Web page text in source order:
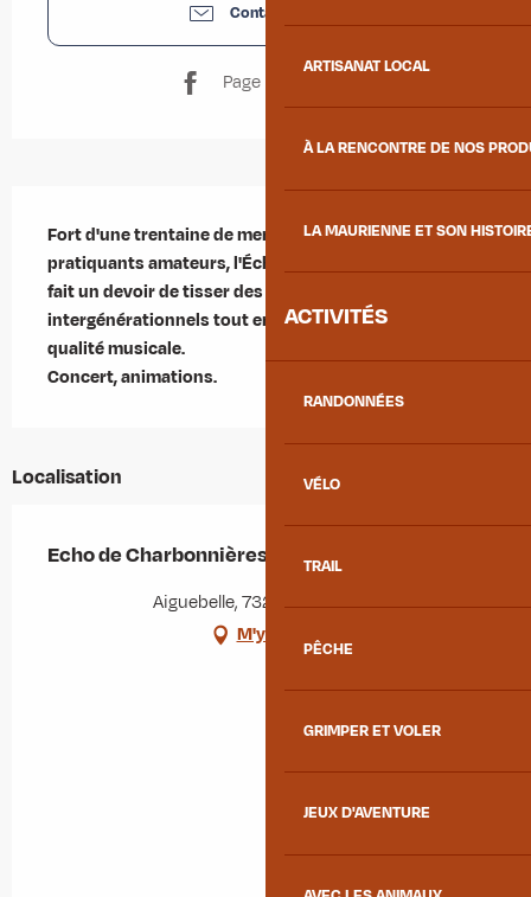
ARTISANAT LOCAL
À LA RENCONTRE DE NOS
LA MAURIENNE ET SON
ACTIVITÉS
RANDONNÉES
VÉLO
TRAIL
PÊCHE
GRIMPER ET VOLER
JEUX D'AVENTURE
Contactez-nous
Page Facebook
Fort d'une trentaine de membres, pour l'essentiel des
pratiquants amateurs, l'Écho de Charbonnières se
fait un devoir de tisser des liens d'amitié
intergénérationnels tout en privilégiant une bonne
qualité musicale.
Concert, animations.
Localisation
Echo de Charbonnières
Aiguebelle, 73220 Aiguebelle
M'y rendre